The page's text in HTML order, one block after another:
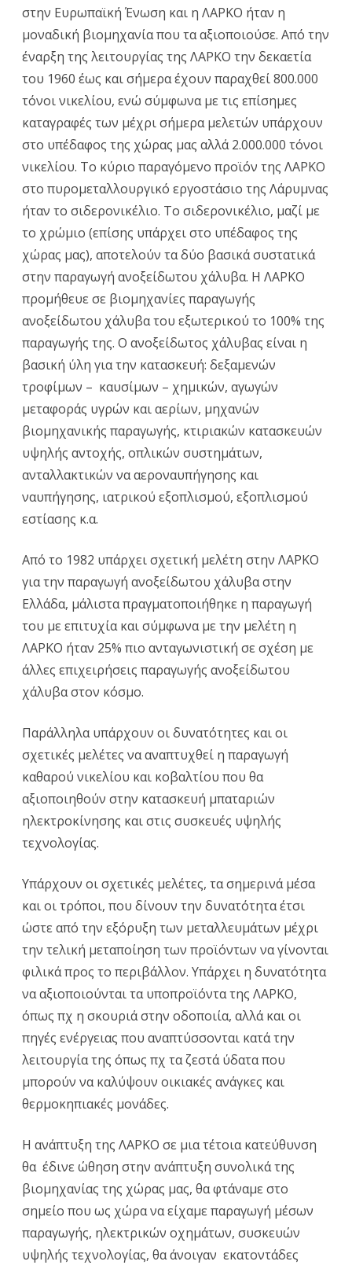
στην Ευρωπαϊκή Ένωση και η ΛΑΡΚΟ ήταν η
μοναδική βιομηχανία που τα αξιοποιούσε. Από την
έναρξη της λειτουργίας της ΛΑΡΚΟ την δεκαετία
του 1960 έως και σήμερα έχουν παραχθεί 800.000
τόνοι νικελίου, ενώ σύμφωνα με τις επίσημες
καταγραφές των μέχρι σήμερα μελετών υπάρχουν
στο υπέδαφος της χώρας μας αλλά 2.000.000 τόνοι
νικελίου. Το κύριο παραγόμενο προϊόν της ΛΑΡΚΟ
στο πυρομεταλλουργικό εργοστάσιο της Λάρυμνας
ήταν το σιδερονικέλιο. Το σιδερονικέλιο, μαζί με
το χρώμιο (επίσης υπάρχει στο υπέδαφος της
χώρας μας), αποτελούν τα δύο βασικά συστατικά
στην παραγωγή ανοξείδωτου χάλυβα. Η ΛΑΡΚΟ
προμήθευε σε βιομηχανίες παραγωγής
ανοξείδωτου χάλυβα του εξωτερικού το 100% της
παραγωγής της. Ο ανοξείδωτος χάλυβας είναι η
βασική ύλη για την κατασκευή: δεξαμενών
τροφίμων – καυσίμων – χημικών, αγωγών
μεταφοράς υγρών και αερίων, μηχανών
βιομηχανικής παραγωγής, κτιριακών κατασκευών
υψηλής αντοχής, οπλικών συστημάτων,
ανταλλακτικών να αεροναυπήγησης και
ναυπήγησης, ιατρικού εξοπλισμού, εξοπλισμού
εστίασης κ.α.
Από το 1982 υπάρχει σχετική μελέτη στην ΛΑΡΚΟ
για την παραγωγή ανοξείδωτου χάλυβα στην
Ελλάδα, μάλιστα πραγματοποιήθηκε η παραγωγή
του με επιτυχία και σύμφωνα με την μελέτη η
ΛΑΡΚΟ ήταν 25% πιο ανταγωνιστική σε σχέση με
άλλες επιχειρήσεις παραγωγής ανοξείδωτου
χάλυβα στον κόσμο.
Παράλληλα υπάρχουν οι δυνατότητες και οι
σχετικές μελέτες να αναπτυχθεί η παραγωγή
καθαρού νικελίου και κοβαλτίου που θα
αξιοποιηθούν στην κατασκευή μπαταριών
ηλεκτροκίνησης και στις συσκευές υψηλής
τεχνολογίας.
Υπάρχουν οι σχετικές μελέτες, τα σημερινά μέσα
και οι τρόποι, που δίνουν την δυνατότητα έτσι
ώστε από την εξόρυξη των μεταλλευμάτων μέχρι
την τελική μεταποίηση των προϊόντων να γίνονται
φιλικά προς το περιβάλλον. Υπάρχει η δυνατότητα
να αξιοποιούνται τα υποπροϊόντα της ΛΑΡΚΟ,
όπως πχ η σκουριά στην οδοποιία, αλλά και οι
πηγές ενέργειας που αναπτύσσονται κατά την
λειτουργία της όπως πχ τα ζεστά ύδατα που
μπορούν να καλύψουν οικιακές ανάγκες και
θερμοκηπιακές μονάδες.
Η ανάπτυξη της ΛΑΡΚΟ σε μια τέτοια κατεύθυνση
θα έδινε ώθηση στην ανάπτυξη συνολικά της
βιομηχανίας της χώρας μας, θα φτάναμε στο
σημείο που ως χώρα να είχαμε παραγωγή μέσων
παραγωγής, ηλεκτρικών οχημάτων, συσκευών
υψηλής τεχνολογίας, θα άνοιγαν εκατοντάδες